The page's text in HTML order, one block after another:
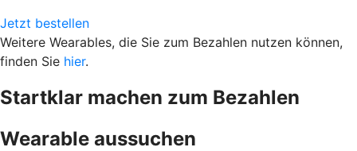
Jetzt bestellen
Weitere Wearables, die Sie zum Bezahlen nutzen können,
finden Sie hier.
Startklar machen zum Bezahlen
Wearable aussuchen